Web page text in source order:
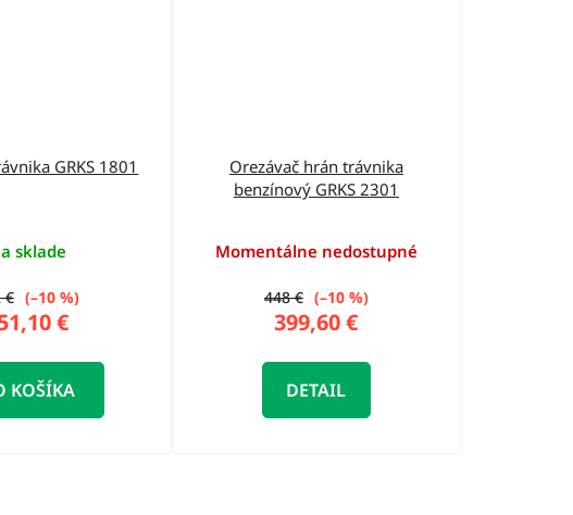
GRKS 1801
sklade
€
€ (–10 %)
KOŠÍKA
Orezávač hrán trávnika
benzínový GRKS 2301
Momentálne nedostupné
399,60 €
448 € (–10 %)
DETAIL